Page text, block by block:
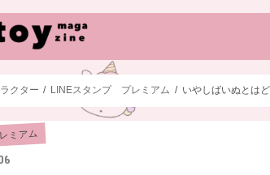
クター LINEスタンプ プレミアム いやしばいぬとは
ミアム